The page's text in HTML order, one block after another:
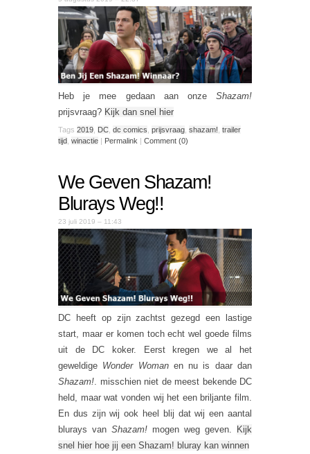
Heb je mee gedaan aan onzeShazam!
prijsvraag? Kijk dan snel hier
Tags 2019 DC dc comics prijsvraag shazam! trailer
tijd winactie | Permalink | Comment (0)
We Geven Shazam!
Blurays Weg!!
23 juli 2019 – 11:43
DC heeft op zijn zachtst gezegd een lastige
start, maar er komen toch echt wel goede films
uit de DC koker. Eerst kregen we al het
geweldige Wonder Womanen nu is daar dan
Shazam!. misschien niet de meest bekende DC
held, maar wat vonden wij het een briljante film.
En dus zijn wij ook heel blij dat wij een aantal
blurays van Shazam! mogen weg geven.
Kijk
snel hier hoe jij een Shazam! bluray kan winnen